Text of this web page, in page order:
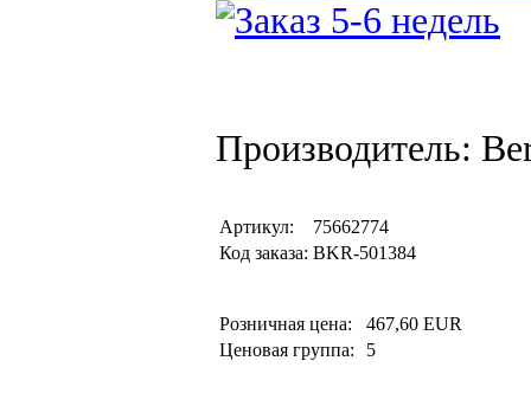
Производитель:
Артикул:
75662774
Код заказа: BKR-501384
Розничная цена:
467,60 EUR
Ценовая группа:
5